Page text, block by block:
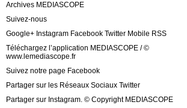
Archives MEDIASCOPE
Suivez-nous
Google+ Instagram Facebook Twitter Mobile RSS
Téléchargez l’application MEDIASCOPE / ©
www.lemediascope.fr
Suivez notre page Facebook
Partager sur les Réseaux Sociaux Twitter
Partager sur Instagram. © Copyright MEDIASCOPE